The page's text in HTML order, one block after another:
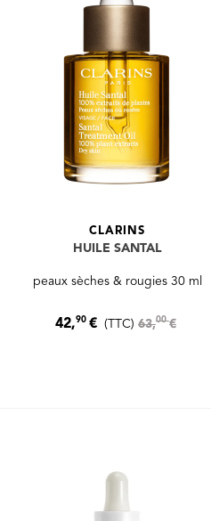
CLARINS
HUILE SANTAL
peaux sèches & rougies 30 ml
42,90 € (TTC) 63,00€